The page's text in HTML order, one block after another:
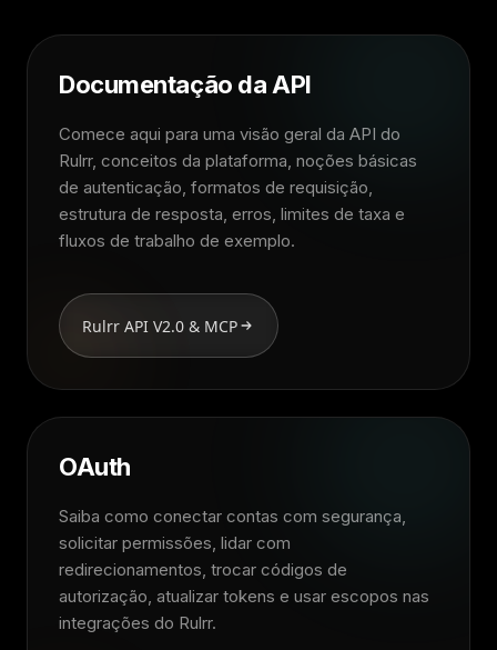
Documentação da API
Comece aqui para uma visão geral da API do
Rulrr, conceitos da plataforma, noções básicas
de autenticação, formatos de requisição,
estrutura de resposta, erros, limites de taxa e
fluxos de trabalho de exemplo.
Rulrr API V2.0 & MCP
OAuth
Saiba como conectar contas com segurança,
solicitar permissões, lidar com
redirecionamentos, trocar códigos de
autorização, atualizar tokens e usar escopos nas
integrações do Rulrr.